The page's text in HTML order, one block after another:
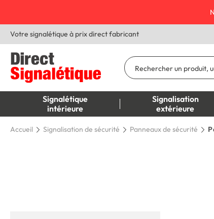
Votre signalétique à prix direct fabricant
Signalétique
intérieure
Signalisation
extérieure
Accueil Signalisation de sécurité Panneaux de sécurité